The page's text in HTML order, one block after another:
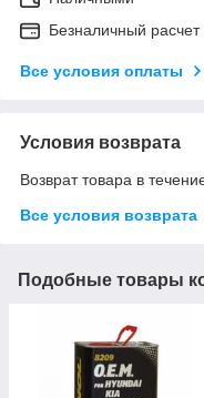
Безналичный расчет
Все условия оплаты
Условия возврата
Возврат товара в
Все условия возврата
Подобные товары